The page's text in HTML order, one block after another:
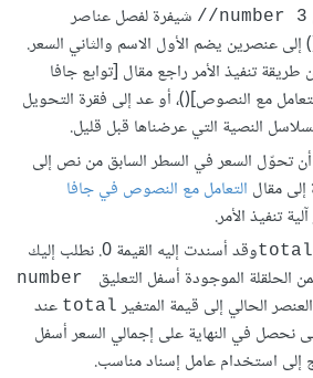
number 3//
شيفرة لفصل عناصر
إلى عنصرين يضم اﻷول الاسم والثاني السعر.
طريقة تنفيذ اﻷمر راجع مقال [توابع جافا
مع النصوص]()، أو عد إلى فقرة التحويل
النصية التي عرضناها قبل قليل.
تحوّل السعر في السطر السابق من نص إلى
مقال التعامل مع النصوص في جافا
تنفيذ اﻷمر.
total
وقد أسندت إليه القيمة 0. نطلب إليك
الموجودة أسفل التعليق
number
الحالي إلى قيمة المتغير total عند
نحصل في النهاية على إجمالي السعر أسفل
إلى استخدام عامل إسناد مناسب.